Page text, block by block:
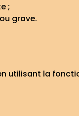
;
grave.
utilisant la